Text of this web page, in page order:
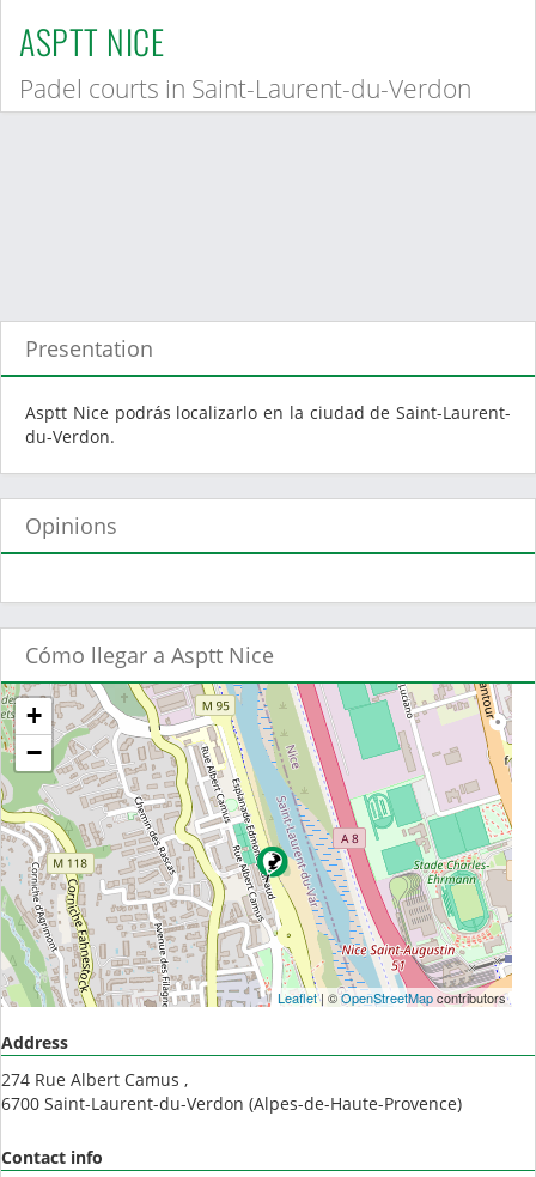
ASPTT NICE
Padel courts in Saint-Laurent-du-Verdon
Presentation
Asptt Nice podrás localizarlo en la ciudad de Saint-Laurent-
du-Verdon.
Opinions
Cómo llegar a Asptt Nice
+
−
Leaflet| ©OpenStreetMapcontributors
Address
274 Rue Albert Camus ,
6700 Saint-Laurent-du-Verdon (Alpes-de-Haute-Provence)
Contact info